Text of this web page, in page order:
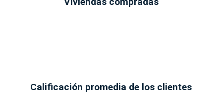
Calificación promedia de los clientes